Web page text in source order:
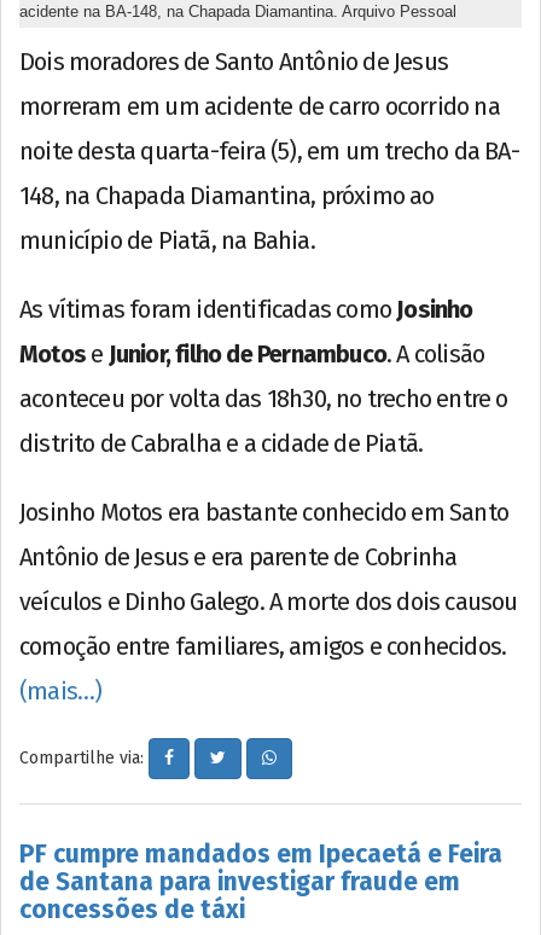
acidente na BA-148, na Chapada Diamantina. Arquivo Pessoal
Dois moradores de Santo Antônio de Jesus
morreram em um acidente de carro ocorrido na
noite desta quarta-feira (5), em um trecho da BA-
148, na Chapada Diamantina, próximo ao
município de Piatã, na Bahia.
As vítimas foram identificadas como Josinho
Motos e Junior, filho de Pernambuco. A colisão
aconteceu por volta das 18h30, no trecho entre o
distrito de Cabralha e a cidade de Piatã.
Josinho Motos era bastante conhecido em Santo
Antônio de Jesus e era parente de Cobrinha
veículos e Dinho Galego. A morte dos dois causou
comoção entre familiares, amigos e conhecidos.
(mais…)
Compartilhe via:
PF cumpre mandados em Ipecaetá e Feira
de Santana para investigar fraude em
concessões de táxi